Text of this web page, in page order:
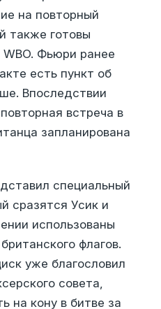
на повторный
также готовы
WBO. Фьюри ранее
есть пункт об
Впоследствии
встреча в
запланирована
специальный
сразятся Усик и
использованы
флагов.
уже благословил
совета,
на кону в битве за